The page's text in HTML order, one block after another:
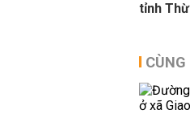
tỉnh
CÙNG